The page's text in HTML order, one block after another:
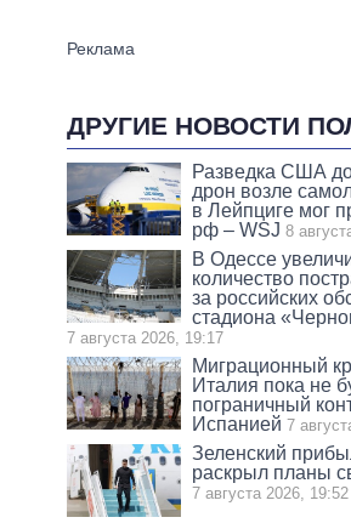
ДРУГИЕ НОВОСТИ
Разведка США
дрон возле
в Лейпциге мог
рф – WSJ 8
В Одессе
количество
за российских
стадиона
7 августа 2026, 19:17
Миграционный
Италия пока не
пограничный
Испанией 7
Зеленский
раскрыл планы
7 августа 2026, 19:52